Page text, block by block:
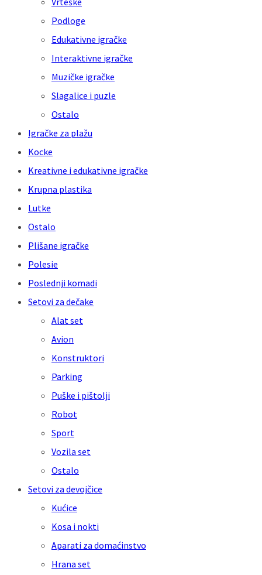
Podloge
Edukativne igračke
Interaktivne igračke
Muzičke igračke
Slagalice i puzle
Ostalo
Igračke za plažu
Kocke
Kreativne i edukativne igračke
Krupna plastika
Lutke
Ostalo
Plišane igračke
Polesie
Poslednji komadi
Setovi za dečake
Alat set
Avion
Konstruktori
Parking
Puške i pištolji
Robot
Sport
Vozila set
Ostalo
Setovi za devojčice
Kućice
Kosa i nokti
Aparati za domaćinstvo
Hrana set